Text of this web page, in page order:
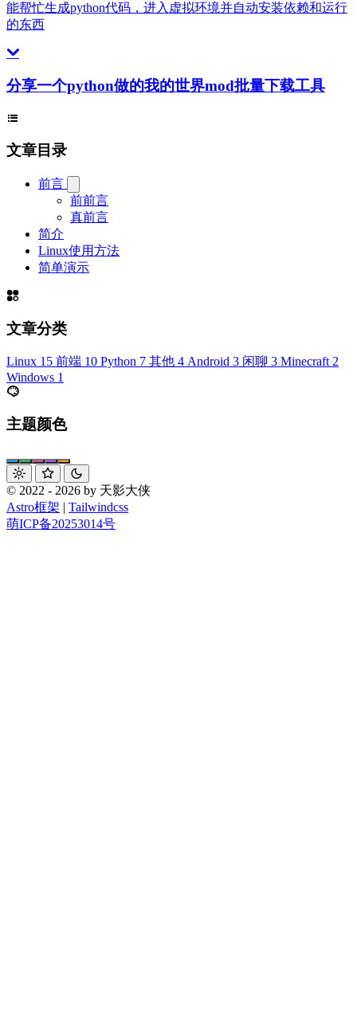
能帮忙生成python代码，进入虚拟环境并自动安装依赖和运行
的东西
分享一个python做的我的世界mod批量下载工具
文章目录
前言
前前言
真前言
简介
Linux使用方法
简单演示
文章分类
Linux 15 前端 10 Python 7 其他 4 Android 3 闲聊 3 Minecraft 2
Windows 1
主题颜色
© 2022 - 2026 by 天影大侠
Astro框架 | Tailwindcss
萌ICP备20253014号